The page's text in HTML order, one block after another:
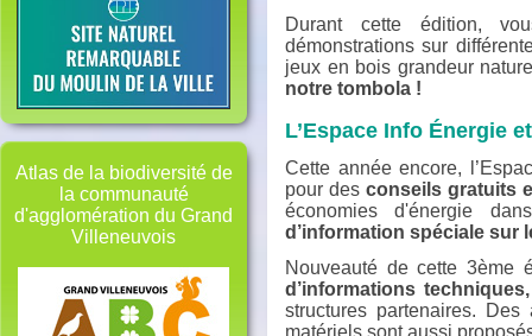
Atlas de la biodiversité de
la communauté
d'agglomération du Grand
Villeneuvois
Durant cette édition,
démonstrations sur
jeux en bois grandeur
notre tombola !
L’Espace Info Énergie
Cette année encore,
pour des conseils gratuits
économies d'énergie
d’information spéciale sur
Nouveauté de cette 3ème
d’informations
structures partenaires.
matériels sont aussi